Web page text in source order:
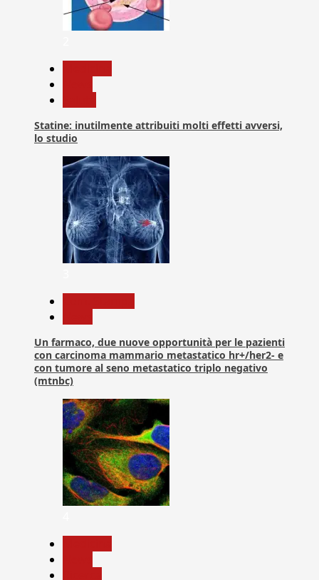
Statine: inutilmente attribuiti molti effetti avversi,
lo studio
Un farmaco, due nuove opportunità per le pazienti
con carcinoma mammario metastatico hr+/her2- e
con tumore al seno metastatico triplo negativo
(mtnbc)